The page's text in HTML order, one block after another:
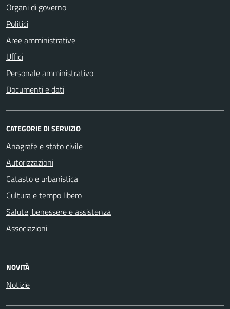
Organi di governo
Politici
Aree amministrative
Uffici
Personale amministrativo
Documenti e dati
CATEGORIE DI SERVIZIO
Anagrafe e stato civile
Autorizzazioni
Catasto e urbanistica
Cultura e tempo libero
Salute, benessere e assistenza
Associazioni
NOVITÀ
Notizie